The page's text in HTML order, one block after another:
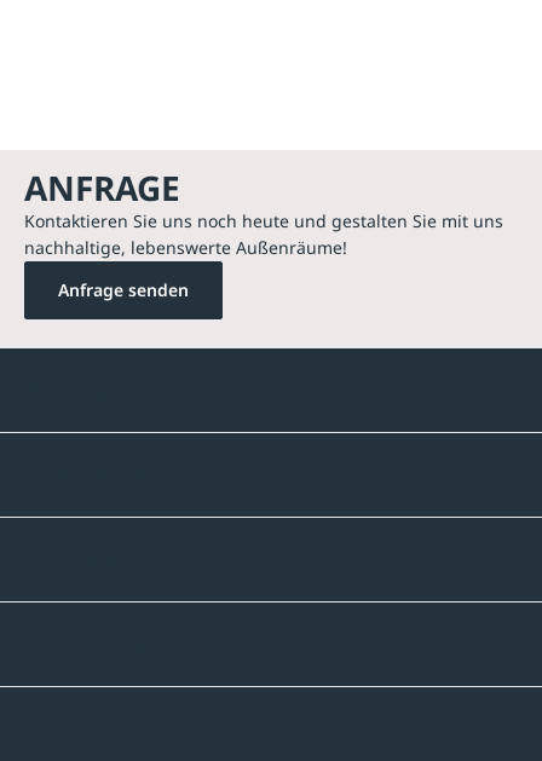
ANFRAGE
Kontaktieren Sie uns noch heute und gestalten Sie mit uns
nachhaltige, lebenswerte Außenräume!
Anfrage senden